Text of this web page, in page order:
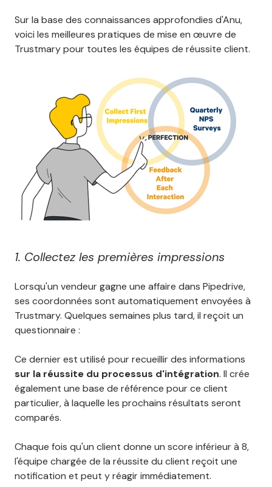
Sur la base des connaissances approfondies d'Anu,
voici les meilleures pratiques de mise en œuvre de
Trustmary pour toutes les équipes de réussite client.
1. Collectez les premières impressions
Lorsqu'un vendeur gagne une affaire dans Pipedrive,
ses coordonnées sont automatiquement envoyées à
Trustmary. Quelques semaines plus tard, il reçoit un
questionnaire :
Ce dernier est utilisé pour recueillir des informations
sur la réussite du processus d'intégration. Il crée
également une base de référence pour ce client
particulier, à laquelle les prochains résultats seront
comparés.
Chaque fois qu'un client donne un score inférieur à 8,
l'équipe chargée de la réussite du client reçoit une
notification et peut y réagir immédiatement.